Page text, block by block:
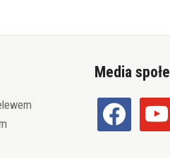
Media
facebook youtube